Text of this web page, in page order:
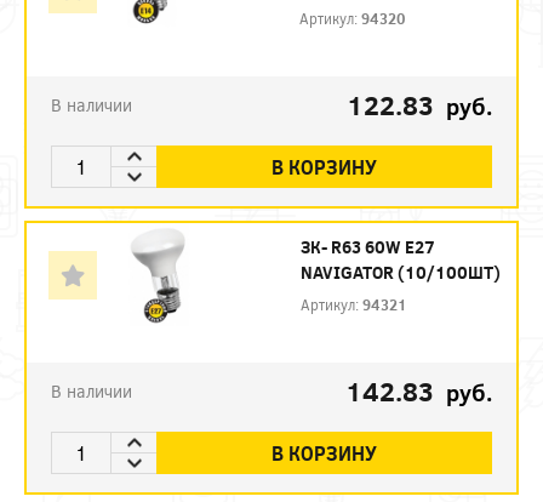
Артикул:94320
В наличии 122.83 руб.
В КОРЗИНУ
ЗК- R63 60W E27
NAVIGATOR (10/100ШТ)
Артикул:94321
В наличии 142.83 руб.
В КОРЗИНУ